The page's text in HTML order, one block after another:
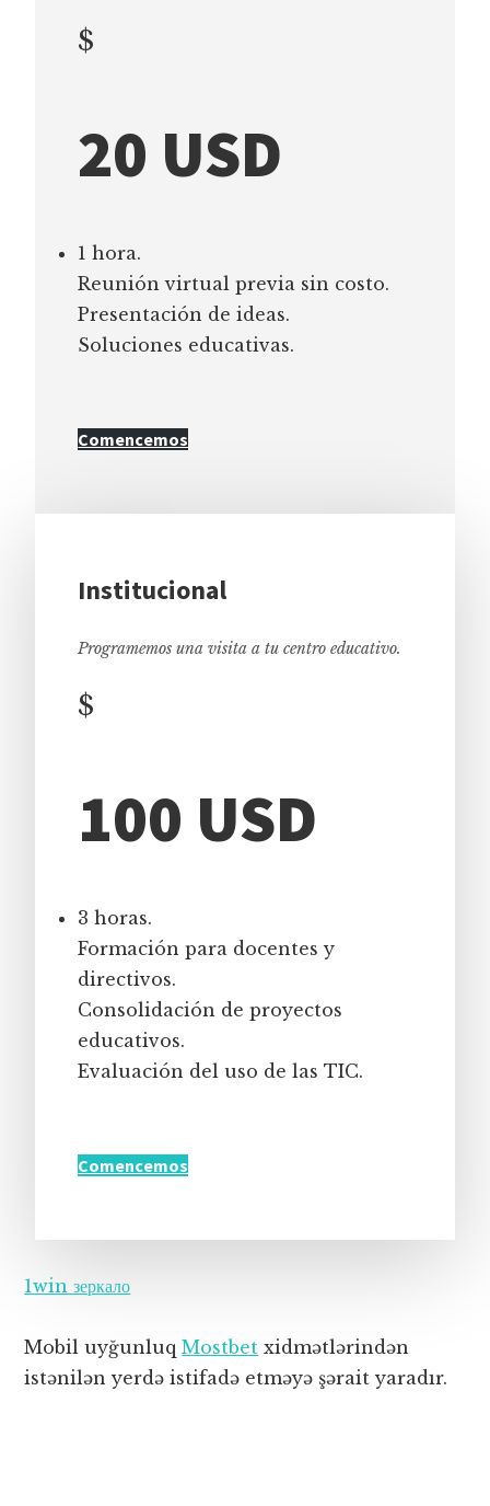
$
20 USD
1 hora.
Reunión virtual previa sin costo.
Presentación de ideas.
Soluciones educativas.
Comencemos
Institucional
Programemos una visita a tu centro educativo.
$
100 USD
3 horas.
Formación para docentes y
directivos.
Consolidación de proyectos
educativos.
Evaluación del uso de las TIC.
Comencemos
1win зеркало
Mobil uyğunluqMostbet xidmətlərindən
istənilən yerdə istifadə etməyə şərait yaradır.